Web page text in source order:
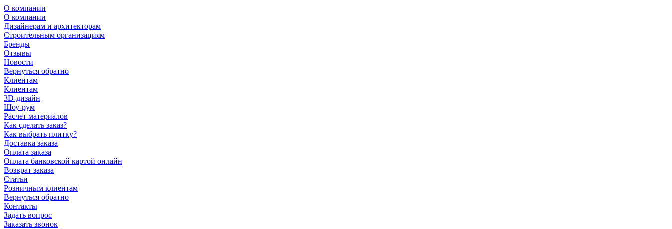
О компании
О компании
Дизайнерам и архитекторам
Строительным организациям
Бренды
Отзывы
Новости
Вернуться обратно
Клиентам
Клиентам
3D-дизайн
Шоу-рум
Расчет материалов
Как сделать заказ?
Как выбрать плитку?
Доставка заказа
Оплата заказа
Оплата банковской картой онлайн
Возврат заказа
Статьи
Розничным клиентам
Вернуться обратно
Контакты
Задать вопрос
Заказать звонок